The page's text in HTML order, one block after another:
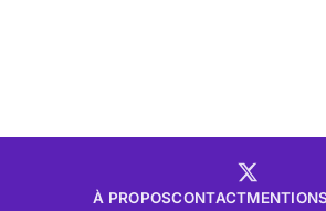
À PROPOSCONTACT